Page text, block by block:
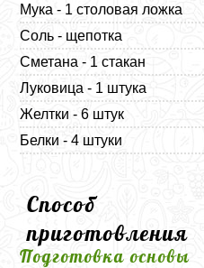
Мука - 1 столовая ложка
Соль - щепотка
Сметана - 1 стакан
Луковица - 1 штука
Желтки - 6 штук
Белки - 4 штуки
Способ
приготовления
Подготовка основы